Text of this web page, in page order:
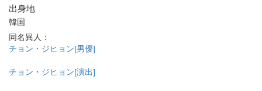
出身地
韓国
同名異人：
チョン・ジヒョン[男優]
チョン・ジヒョン[演出]